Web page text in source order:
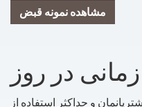
مشاهده نمونه قبض
در روز
و حداکثر استفاده از